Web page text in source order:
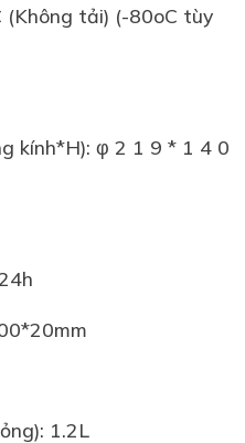
(Không tải) (-80oC tùy
kính*H): φ 2 1 9 * 1 4 0
1.2L